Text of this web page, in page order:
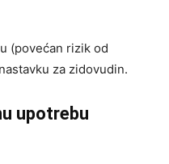
(povećan rizik od
za zidovudin.
upotrebu